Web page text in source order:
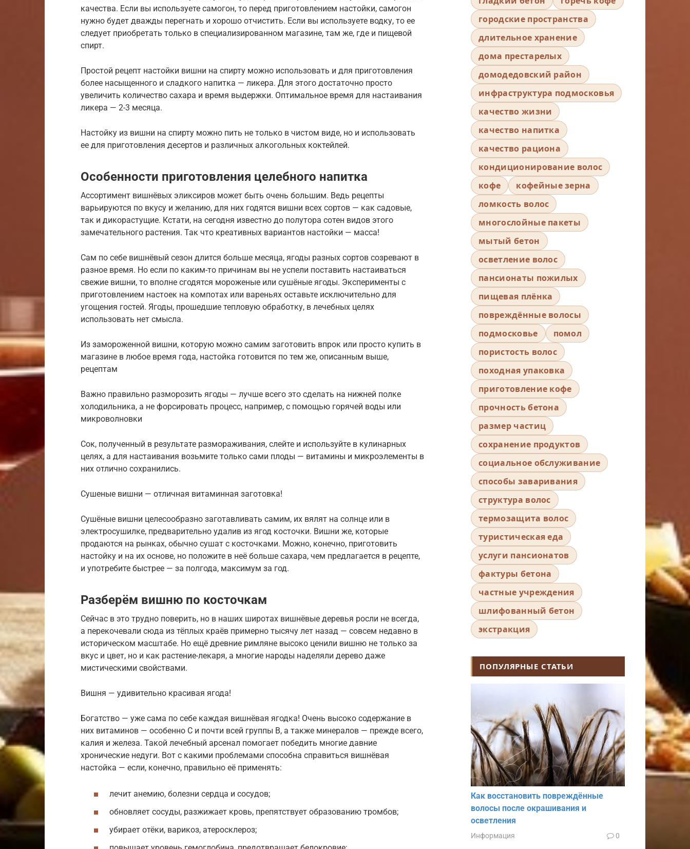
качества. Если вы используете самогон, то перед приготовлением настойки, самогон
нужно будет дважды перегнать и хорошо отчистить. Если вы используете водку, то ее
следует приобретать только в специализированном магазине, там же, где и пищевой
спирт.
Простой рецепт настойки вишни на спирту можно использовать и для приготовления
более насыщенного и сладкого напитка — ликера. Для этого достаточно просто
увеличить количество сахара и время выдержки. Оптимальное время для настаивания
ликера — 2-3 месяца.
Настойку из вишни на спирту можно пить не только в чистом виде, но и использовать
ее для приготовления десертов и различных алкогольных коктейлей.
Особенности приготовления целебного напитка
Ассортимент вишнёвых эликсиров может быть очень большим. Ведь рецепты
варьируются по вкусу и желанию, для них годятся вишни всех сортов — как садовые,
так и дикорастущие. Кстати, на сегодня известно до полутора сотен видов этого
замечательного растения. Так что креативных вариантов настойки — масса!
Сам по себе вишнёвый сезон длится больше месяца, ягоды разных сортов созревают в
разное время. Но если по каким-то причинам вы не успели поставить настаиваться
свежие вишни, то вполне сгодятся мороженые или сушёные ягоды. Эксперименты с
приготовлением настоек на компотах или вареньях оставьте исключительно для
угощения гостей. Ягоды, прошедшие тепловую обработку, в лечебных целях
использовать нет смысла.
Из замороженной вишни, которую можно самим заготовить впрок или просто купить в
магазине в любое время года, настойка готовится по тем же, описанным выше,
рецептам
Важно правильно разморозить ягоды — лучше всего это сделать на нижней полке
холодильника, а не форсировать процесс, например, с помощью горячей воды или
микроволновки
Сок, полученный в результате размораживания, слейте и используйте в кулинарных
целях, а для настаивания возьмите только сами плоды — витамины и микроэлементы в
них отлично сохранились.
Сушеные вишни — отличная витаминная заготовка!
Сушёные вишни целесообразно заготавливать самим, их вялят на солнце или в
электросушилке, предварительно удалив из ягод косточки. Вишни же, которые
продаются на рынках, обычно сушат с косточками. Можно, конечно, приготовить
настойку и на их основе, но положите в неё больше сахара, чем предлагается в рецепте,
и употребите быстрее — за полгода, максимум за год.
Разберём вишню по косточкам
Сейчас в это трудно поверить, но в наших широтах вишнёвые деревья росли не всегда,
а перекочевали сюда из тёплых краёв примерно тысячу лет назад — совсем недавно в
историческом масштабе. Но ещё древние римляне высоко ценили вишню не только за
вкус и цвет, но и как растение-лекаря, а многие народы наделяли дерево даже
мистическими свойствами.
Вишня — удивительно красивая ягода!
Богатство — уже сама по себе каждая вишнёвая ягодка! Очень высоко содержание в
них витаминов — особенно С и почти всей группы В, а также минералов — прежде всего,
калия и железа. Такой лечебный арсенал помогает победить многие давние
хронические недуги. Вот с какими проблемами способна справиться вишнёвая
настойка — если, конечно, правильно её применять:
лечит анемию, болезни сердца и сосудов;
обновляет сосуды, разжижает кровь, препятствует образованию тромбов;
убирает отёки, варикоз, атеросклероз;
городские пространства
длительное хранение
дома престарелых
домодедовский район
инфраструктура подмосковья
качество жизни
качество напитка
качество рациона
кондиционирование волос
кофе
кофейные зерна
ломкость волос
многослойные пакеты
мытый бетон
осветление волос
пансионаты пожилых
пищевая плёнка
повреждённые волосы
подмосковье
помол
пористость волос
походная упаковка
приготовление кофе
прочность бетона
размер частиц
сохранение продуктов
социальное обслуживание
способы заваривания
структура волос
термозащита волос
туристическая еда
услуги пансионатов
фактуры бетона
частные учреждения
шлифованный бетон
экстракция
ПОПУЛЯРНЫЕ СТАТЬИ
Как восстановить повреждённые
волосы после окрашивания и
осветления
Информация 0